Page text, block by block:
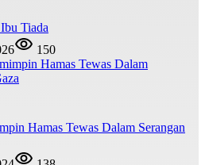
Tiada
150
Hamas Tewas Dalam Serangan